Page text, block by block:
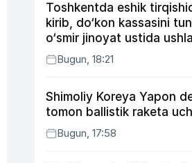
Toshkentda eshik
kirib, do‘kon kassasini
o‘smir jinoyat ustida
Bugun, 18:21
Shimoliy Koreya Yapon
tomon ballistik raketa
Bugun, 17:58